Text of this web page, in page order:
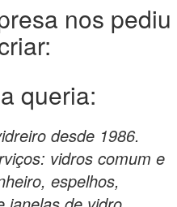
nos pediu
queria:
desde 1986.
vidros comum e
espelhos,